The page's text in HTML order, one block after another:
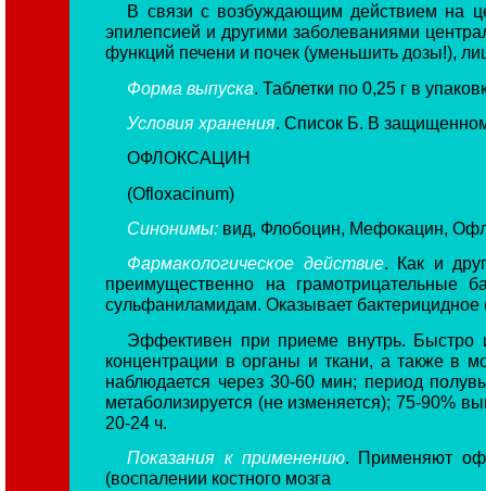
В связи с возбуждающим действием на
эпилепсией и другими заболеваниями
функций печени и почек (уменьшить дозы!),
Форма выпуска. Таблетки по 0,25 г в
Условия хранения. Список Б. В
ОФЛОКСАЦИН
(Ofloxacinum)
Синонимы: вид, Флобоцин, Мефокацин,
Фармакологическое действие. Как и
преимущественно на грамотрицательные
сульфаниламидам. Оказывает
Эффективен при приеме внутрь. Быстро
концентрации в органы и ткани, а также в
наблюдается через 30-60 мин; период
метаболизируется (не изменяется); 75-90%
20-24 ч.
Показания к применению. Применяют
(воспалении костного мозга